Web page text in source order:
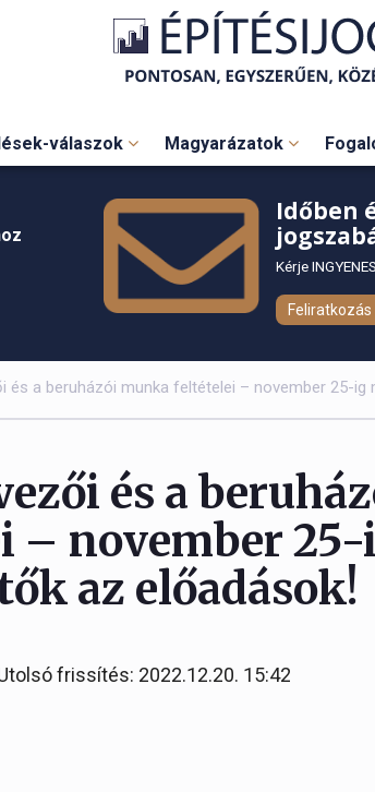
válaszok Magyarázatok
Időben
Kérje
Feliratkozás
és a beruházói munka feltételei – november 25-ig
és a
– november
az előadások!
frissítés: 2022.12.20. 15:42